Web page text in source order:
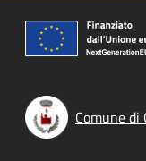
Comune di